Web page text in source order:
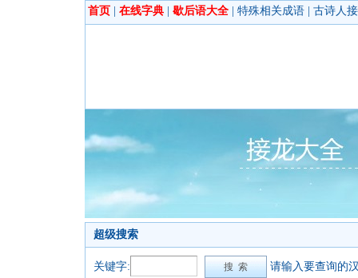
首页 在线字典 歇后语大全 特殊相关成语 古诗人
超级搜索
关键字: 请输入要查询的